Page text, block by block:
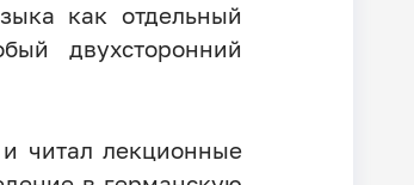
как отдельный
двухсторонний
читал лекционные